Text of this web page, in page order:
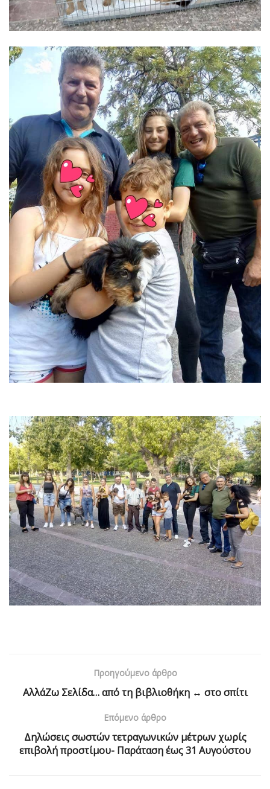
Προηγούμενο άρθρο
ΑλλάΖω Σελίδα… από τη βιβλιοθήκη ↔ στο σπίτι
Επόμενο άρθρο
Δηλώσεις σωστών τετραγωνικών μέτρων χωρίς
επιβολή προστίμου- Παράταση έως 31 Αυγούστου